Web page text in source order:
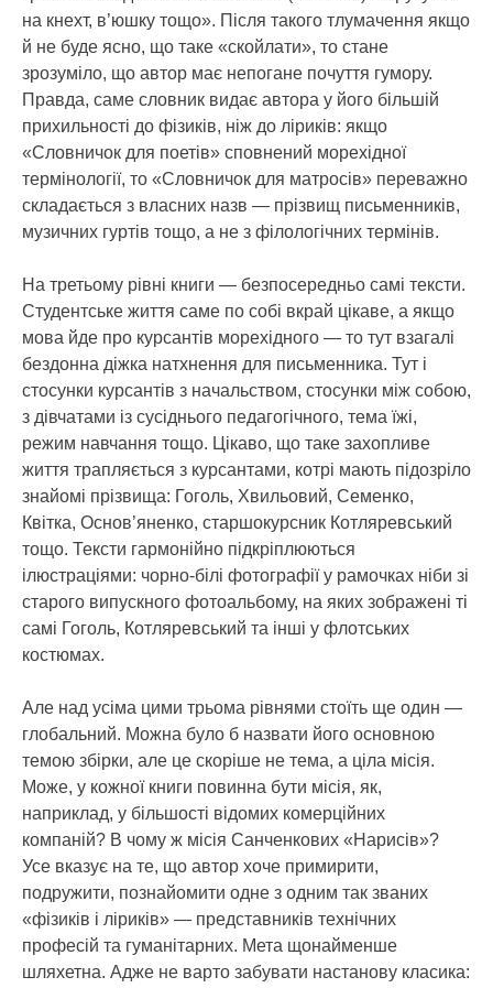
на кнехт, в’юшку тощо». Після такого тлумачення якщо
й не буде ясно, що таке «скойлати», то стане
зрозуміло, що автор має непогане почуття гумору.
Правда, саме словник видає автора у його більшій
прихильності до фізиків, ніж до ліриків: якщо
«Словничок для поетів» сповнений морехідної
термінології, то «Словничок для матросів» переважно
складається з власних назв — прізвищ письменників,
музичних гуртів тощо, а не з філологічних термінів.
На третьому рівні книги — безпосередньо самі тексти.
Студентське життя саме по собі вкрай цікаве, а якщо
мова йде про курсантів морехідного — то тут взагалі
бездонна діжка натхнення для письменника. Тут і
стосунки курсантів з начальством, стосунки між собою,
з дівчатами із сусіднього педагогічного, тема їжі,
режим навчання тощо. Цікаво, що таке захопливе
життя трапляється з курсантами, котрі мають підозріло
знайомі прізвища: Гоголь, Хвильовий, Семенко,
Квітка, Основ’яненко, старшокурсник Котляревський
тощо. Тексти гармонійно підкріплюються
ілюстраціями: чорно-білі фотографії у рамочках ніби зі
старого випускного фотоальбому, на яких зображені ті
самі Гоголь, Котляревський та інші у флотських
костюмах.
Але над усіма цими трьома рівнями стоїть ще один —
глобальний. Можна було б назвати його основною
темою збірки, але це скоріше не тема, а ціла місія.
Може, у кожної книги повинна бути місія, як,
наприклад, у більшості відомих комерційних
компаній? В чому ж місія Санченкових «Нарисів»?
Усе вказує на те, що автор хоче примирити,
подружити, познайомити одне з одним так званих
«фізиків і ліриків» — представників технічних
професій та гуманітарних. Мета щонайменше
шляхетна. Адже не варто забувати настанову класика: